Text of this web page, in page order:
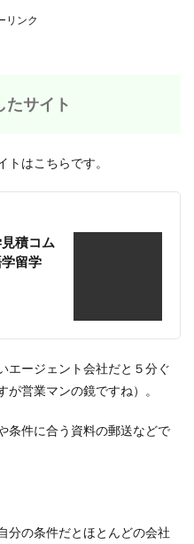
リンク
たサイト
はこちらです。
積コム
留学
エージェント会社だと５分ぐ
営業マンの鏡ですね）。
条件に合う資料の郵送などで
分の条件だとほとんどの会社